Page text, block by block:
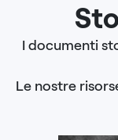
I documenti
Le nostre